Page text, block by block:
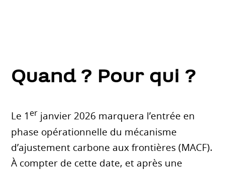
Quand ? Pour qui ?
Le 1 er janvier 2026 marquera l’entrée en
phase opérationnelle du mécanisme
d’ajustement carbone aux frontières (MACF).
À compter de cette date, et après une